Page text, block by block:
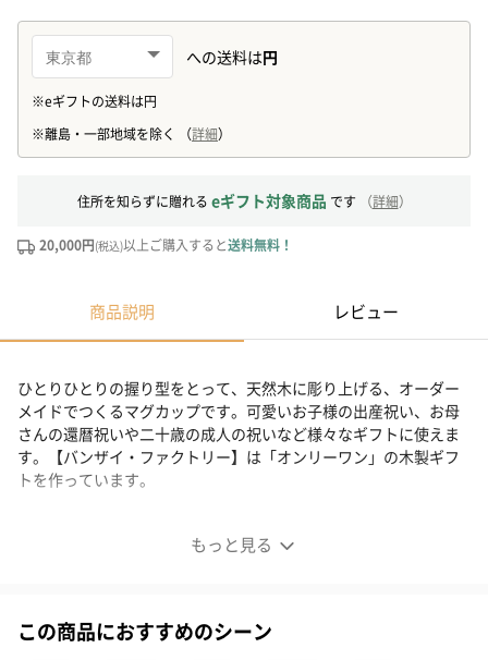
住所を知らずに贈れる eギフト対象商品 です （詳細）
20,000円(税込)以上ご購入すると送料無料！
商品説明 レビュー
もっと見る
ひとりひとりの握り型をとって、天然木に彫り上げる、オーダー
メイドでつくるマグカップです。可愛いお子様の出産祝い、お母
さんの還暦祝いや二十歳の成人の祝いなど様々なギフトに使えま
す。【バンザイ・ファクトリー】は「オンリーワン」の木製ギフ
トを作っています。
オーダーメイドでつくるマグカップ
『生まれてきてくれてありがとう』
この商品におすすめのシーン